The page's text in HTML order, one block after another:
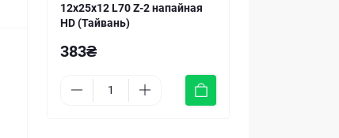
12x25x12 L70 Z-2 напайная
HD (Тайвань)
383₴